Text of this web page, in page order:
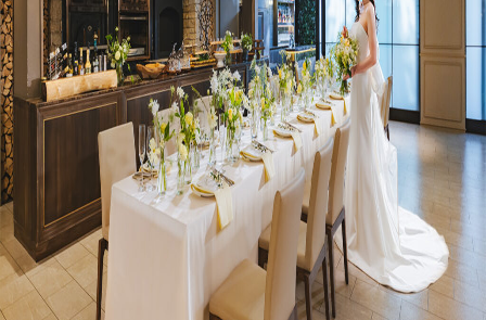
フォトガイドツアー
ブライダルフェア
ニュース
パーティレポート